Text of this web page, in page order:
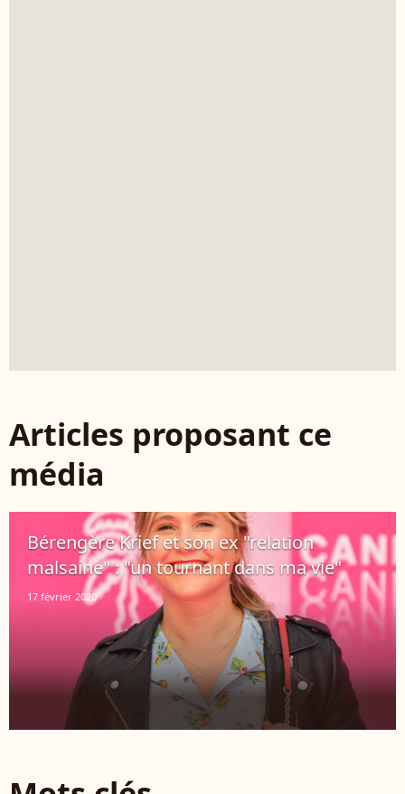
Articles proposant ce
média
Bérengère Krief et son ex "relation
malsaine" : "un tournant dans ma vie"
17 février 2020